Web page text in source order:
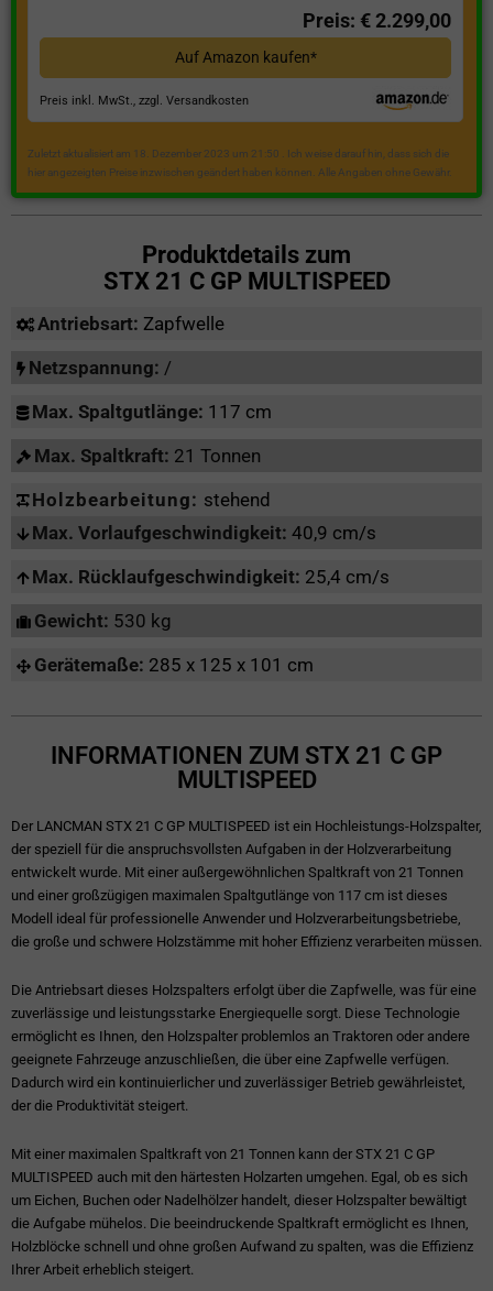
Preis: € 2.299,00
Auf Amazon kaufen*
Preis inkl. MwSt., zzgl. Versandkosten
Zuletzt aktualisiert am 18. Dezember 2023 um 21:50 . Ich weise darauf hin, dass sich die
hier angezeigten Preise inzwischen geändert haben können. Alle Angaben ohne Gewähr.
Produktdetails zum
STX 21 C GP MULTISPEED
Antriebsart: Zapfwelle
Netzspannung: /
Max. Spaltgutlänge: 117 cm
Max. Spaltkraft: 21 Tonnen
Holzbearbeitung: stehend
Max. Vorlaufgeschwindigkeit: 40,9 cm/s
Max. Rücklaufgeschwindigkeit: 25,4 cm/s
Gewicht: 530 kg
Gerätemaße: 285 x 125 x 101 cm
INFORMATIONEN ZUM STX 21 C GP
MULTISPEED
Der LANCMAN STX 21 C GP MULTISPEED ist ein Hochleistungs-Holzspalter,
der speziell für die anspruchsvollsten Aufgaben in der Holzverarbeitung
entwickelt wurde. Mit einer außergewöhnlichen Spaltkraft von 21 Tonnen
und einer großzügigen maximalen Spaltgutlänge von 117 cm ist dieses
Modell ideal für professionelle Anwender und Holzverarbeitungsbetriebe,
die große und schwere Holzstämme mit hoher Effizienz verarbeiten müssen.
Die Antriebsart dieses Holzspalters erfolgt über die Zapfwelle, was für eine
zuverlässige und leistungsstarke Energiequelle sorgt. Diese Technologie
ermöglicht es Ihnen, den Holzspalter problemlos an Traktoren oder andere
geeignete Fahrzeuge anzuschließen, die über eine Zapfwelle verfügen.
Dadurch wird ein kontinuierlicher und zuverlässiger Betrieb gewährleistet,
der die Produktivität steigert.
Mit einer maximalen Spaltkraft von 21 Tonnen kann der STX 21 C GP
MULTISPEED auch mit den härtesten Holzarten umgehen. Egal, ob es sich
um Eichen, Buchen oder Nadelhölzer handelt, dieser Holzspalter bewältigt
die Aufgabe mühelos. Die beeindruckende Spaltkraft ermöglicht es Ihnen,
Holzblöcke schnell und ohne großen Aufwand zu spalten, was die Effizienz
Ihrer Arbeit erheblich steigert.